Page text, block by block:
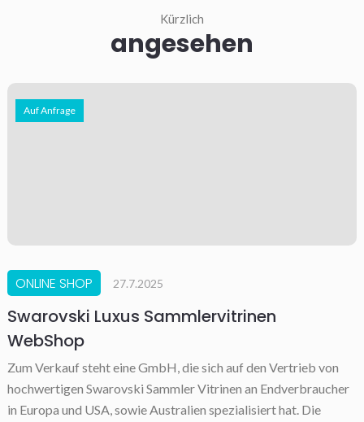
Kürzlich
angesehen
Auf Anfrage
ONLINE SHOP 27.7.2025
Swarovski Luxus Sammlervitrinen
WebShop
Zum Verkauf steht eine GmbH, die sich auf den Vertrieb von
hochwertigen Swarovski Sammler Vitrinen an Endverbraucher
in Europa und USA, sowie Australien spezialisiert hat. Die